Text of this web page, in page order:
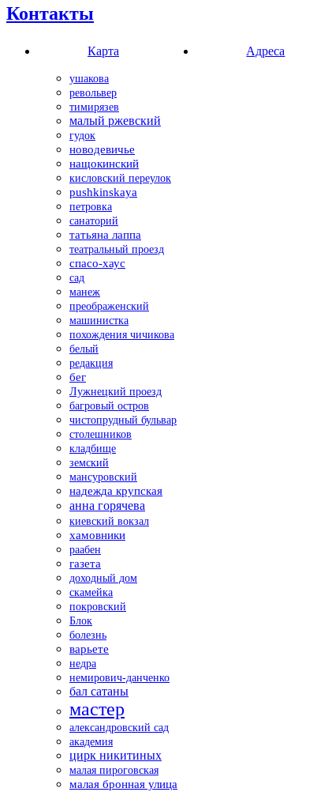
Контакты
Карта Адреса
ушакова
револьвер
тимирязев
малый ржевский
гудок
новодевичье
нащокинский
кисловский переулок
pushkinskaya
петровка
санаторий
татьяна лаппа
театральный проезд
спасо-хаус
сад
манеж
преображенский
машинистка
похождения чичикова
белый
редакция
бег
Лужнецкий проезд
багровый остров
чистопрудный бульвар
столешников
кладбище
земский
мансуровский
надежда крупская
анна горячева
киевский вокзал
хамовники
раабен
газета
доходный дом
скамейка
покровский
Блок
болезнь
варьете
недра
немирович-данченко
бал сатаны
мастер
александровский сад
академия
цирк никитиных
малая пироговская
малая бронная улица